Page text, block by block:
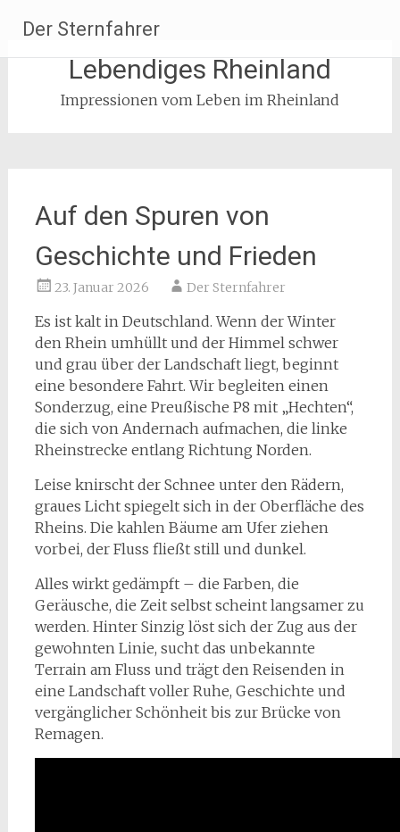
Inhalt
springen
Der Sternfahrer
Lebendiges Rheinland
Impressionen vom Leben im Rheinland
Auf den Spuren von
Geschichte und Frieden
23. Januar 2026 Der Sternfahrer
Es ist kalt in Deutschland. Wenn der Winter
den Rhein umhüllt und der Himmel schwer
und grau über der Landschaft liegt, beginnt
eine besondere Fahrt. Wir begleiten einen
Sonderzug, eine Preußische P8 mit „Hechten“,
die sich von Andernach aufmachen, die linke
Rheinstrecke entlang Richtung Norden.
Leise knirscht der Schnee unter den Rädern,
graues Licht spiegelt sich in der Oberfläche des
Rheins. Die kahlen Bäume am Ufer ziehen
vorbei, der Fluss fließt still und dunkel.
Alles wirkt gedämpft – die Farben, die
Geräusche, die Zeit selbst scheint langsamer zu
werden. Hinter Sinzig löst sich der Zug aus der
gewohnten Linie, sucht das unbekannte
Terrain am Fluss und trägt den Reisenden in
eine Landschaft voller Ruhe, Geschichte und
vergänglicher Schönheit bis zur Brücke von
Remagen.